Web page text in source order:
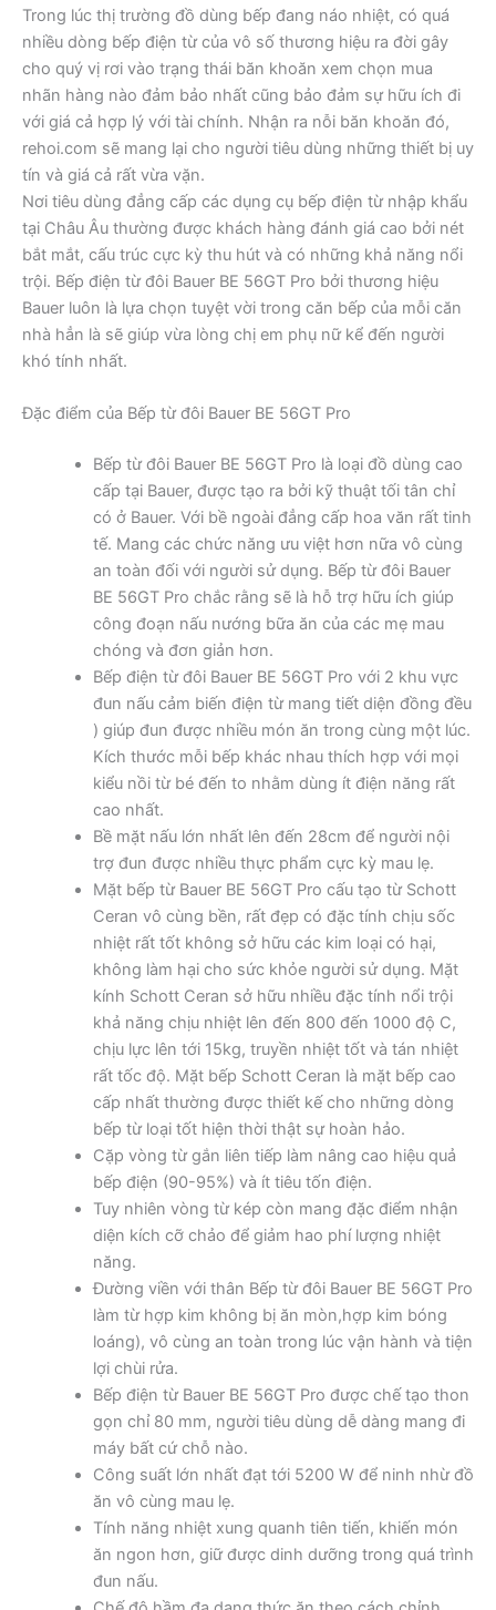
Trong lúc thị trường đồ dùng bếp đang náo nhiệt, có quá
nhiều dòng bếp điện từ của vô số thương hiệu ra đời gây
cho quý vị rơi vào trạng thái băn khoăn xem chọn mua
nhãn hàng nào đảm bảo nhất cũng bảo đảm sự hữu ích đi
với giá cả hợp lý với tài chính. Nhận ra nỗi băn khoăn đó,
rehoi.com sẽ mang lại cho người tiêu dùng những thiết bị uy
tín và giá cả rất vừa vặn.
Nơi tiêu dùng đẳng cấp các dụng cụ bếp điện từ nhập khẩu
tại Châu Âu thường được khách hàng đánh giá cao bởi nét
bắt mắt, cấu trúc cực kỳ thu hút và có những khả năng nổi
trội. Bếp điện từ đôi Bauer BE 56GT Pro bởi thương hiệu
Bauer luôn là lựa chọn tuyệt vời trong căn bếp của mỗi căn
nhà hẳn là sẽ giúp vừa lòng chị em phụ nữ kể đến người
khó tính nhất.
Đặc điểm của Bếp từ đôi Bauer BE 56GT Pro
Bếp từ đôi Bauer BE 56GT Pro là loại đồ dùng cao
cấp tại Bauer, được tạo ra bởi kỹ thuật tối tân chỉ
có ở Bauer. Với bề ngoài đẳng cấp hoa văn rất tinh
tế. Mang các chức năng ưu việt hơn nữa vô cùng
an toàn đối với người sử dụng. Bếp từ đôi Bauer
BE 56GT Pro chắc rằng sẽ là hỗ trợ hữu ích giúp
công đoạn nấu nướng bữa ăn của các mẹ mau
chóng và đơn giản hơn.
Bếp điện từ đôi Bauer BE 56GT Pro với 2 khu vực
đun nấu cảm biến điện từ mang tiết diện đồng đều
) giúp đun được nhiều món ăn trong cùng một lúc.
Kích thước mỗi bếp khác nhau thích hợp với mọi
kiểu nồi từ bé đến to nhằm dùng ít điện năng rất
cao nhất.
Bề mặt nấu lớn nhất lên đến 28cm để người nội
trợ đun được nhiều thực phẩm cực kỳ mau lẹ.
Mặt bếp từ Bauer BE 56GT Pro cấu tạo từ Schott
Ceran vô cùng bền, rất đẹp có đặc tính chịu sốc
nhiệt rất tốt không sở hữu các kim loại có hại,
không làm hại cho sức khỏe người sử dụng. Mặt
kính Schott Ceran sở hữu nhiều đặc tính nổi trội
khả năng chịu nhiệt lên đến 800 đến 1000 độ C,
chịu lực lên tới 15kg, truyền nhiệt tốt và tán nhiệt
rất tốc độ. Mặt bếp Schott Ceran là mặt bếp cao
cấp nhất thường được thiết kế cho những dòng
bếp từ loại tốt hiện thời thật sự hoàn hảo.
Cặp vòng từ gắn liên tiếp làm nâng cao hiệu quả
bếp điện (90-95%) và ít tiêu tốn điện.
Tuy nhiên vòng từ kép còn mang đặc điểm nhận
diện kích cỡ chảo để giảm hao phí lượng nhiệt
năng.
Đường viền với thân Bếp từ đôi Bauer BE 56GT Pro
làm từ hợp kim không bị ăn mòn,hợp kim bóng
loáng), vô cùng an toàn trong lúc vận hành và tiện
lợi chùi rửa.
Bếp điện từ Bauer BE 56GT Pro được chế tạo thon
gọn chỉ 80 mm, người tiêu dùng dễ dàng mang đi
máy bất cứ chỗ nào.
Công suất lớn nhất đạt tới 5200 W để ninh nhừ đồ
ăn vô cùng mau lẹ.
Tính năng nhiệt xung quanh tiên tiến, khiến món
ăn ngon hơn, giữ được dinh dưỡng trong quá trình
đun nấu.